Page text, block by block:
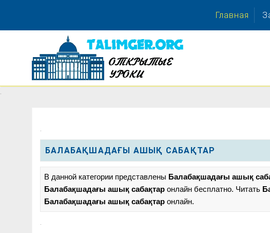
Главная
.
.
БАЛАБАҚШАДАҒЫ АШЫҚ САБАҚТАР
В данной категории представлены Балабақшадағы ашық
Балабақшадағы ашық сабақтар онлайн бесплатно. Читать
Балабақшадағы ашық сабақтар онлайн.
.
.